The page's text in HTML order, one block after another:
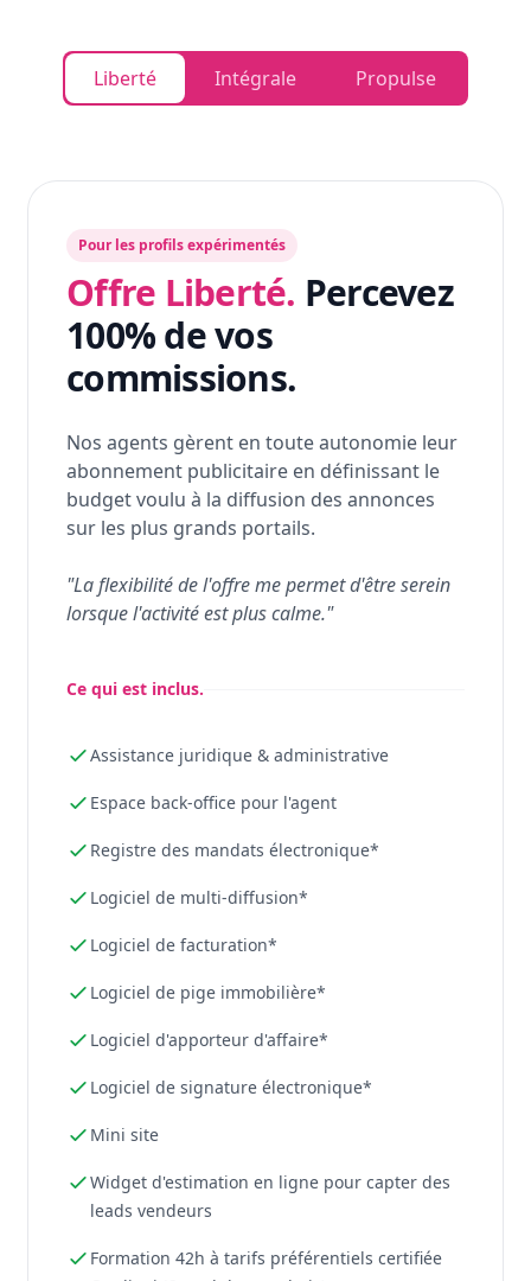
Liberté Intégrale Propulse
Pour les profils expérimentés
Offre Liberté. Percevez
100% de vos
commissions.
Nos agents gèrent en toute autonomie leur
abonnement publicitaire en définissant le
budget voulu à la diffusion des annonces
sur les plus grands portails.
"La flexibilité de l'offre me permet d'être serein
lorsque l'activité est plus calme."
Ce qui est inclus.
Assistance juridique & administrative
Espace back-office pour l'agent
Registre des mandats électronique*
Logiciel de multi-diffusion*
Logiciel de facturation*
Logiciel de pige immobilière*
Logiciel d'apporteur d'affaire*
Logiciel de signature électronique*
Mini site
Widget d'estimation en ligne pour capter des
leads vendeurs
Formation 42h à tarifs préférentiels certifiée